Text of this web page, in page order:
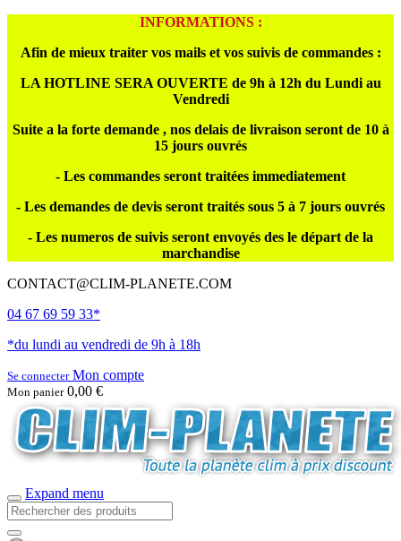
INFORMATIONS :
Afin de mieux traiter vos mails et vos suivis de commandes :
LA HOTLINE SERA OUVERTE de 9h à 12h du Lundi au
Vendredi
Suite a la forte demande , nos delais de livraison seront de 10 à
15 jours ouvrés
- Les commandes seront traitées immediatement
- Les demandes de devis seront traités sous 5 à 7 jours ouvrés
- Les numeros de suivis seront envoyés des le départ de la
marchandise
CONTACT@CLIM-PLANETE.COM
04 67 69 59 33*
*du lundi au vendredi de 9h à 18h
Se connecterMon compte
Mon panier 0,00 €
Expand menu